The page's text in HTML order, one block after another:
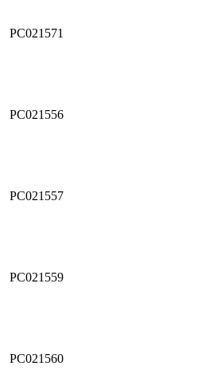
PC021571
PC021556
PC021557
PC021559
PC021560